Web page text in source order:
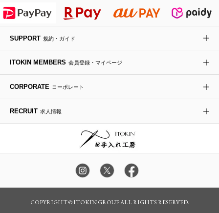
HIROKO KOSHINO
デニムジャケット
ダウンジャケット・コート
手袋
チャーム・ストラップ
ボディバッグ・メッセンジャーバッグ
トラベルバッグ
ローファー
ドレスシューズ
ラナンキュラス
ポプリアレンジ＆フレグランス
SUPPORT 規約・ガイド
ITOKIN MEMBERS 会員登録・マイページ
CORPORATE コーポレート
RECRUIT 求人情報
COPYRIGHT © ITOKIN GROUP ALL RIGHTS RESERVED.